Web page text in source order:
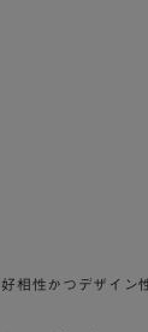
相性かつデザイン